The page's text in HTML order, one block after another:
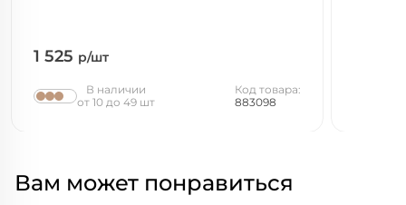
1 525 р/шт
В наличии
от 10 до 49 шт
Код товара:
883098
Вам может понравиться